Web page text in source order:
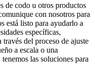
de codo u otros productos
con nosotros para
está listo para ayudarlo a
específicas,
del proceso de ajuste
a escala o una
las soluciones para